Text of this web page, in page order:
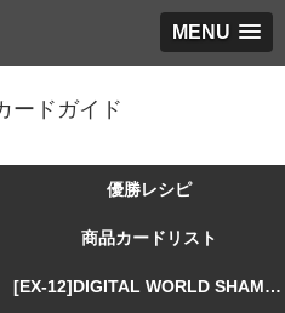
MENU
ードガイド
優勝レシピ
商品カードリスト
[EX-12]DIGITAL WORLD SHAMBALA